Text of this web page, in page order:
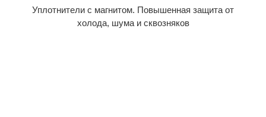
Уплотнители с магнитом. Повышенная защита от
холода, шума и сквозняков